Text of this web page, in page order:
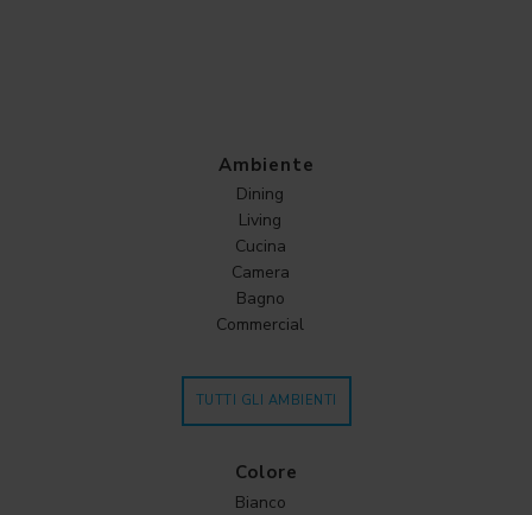
Ambiente
Dining
Living
Cucina
Camera
Bagno
Commercial
TUTTI GLI AMBIENTI
Colore
Bianco